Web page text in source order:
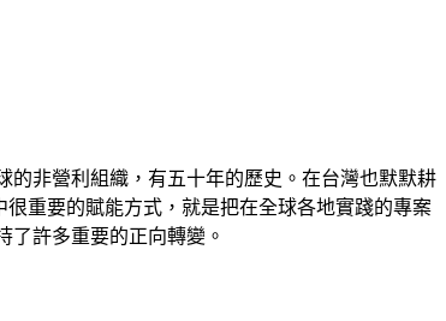
的非營利組織，有五十年的歷史。在台灣也默默耕
很重要的賦能方式，就是把在全球各地實踐的專案
了許多重要的正向轉變。